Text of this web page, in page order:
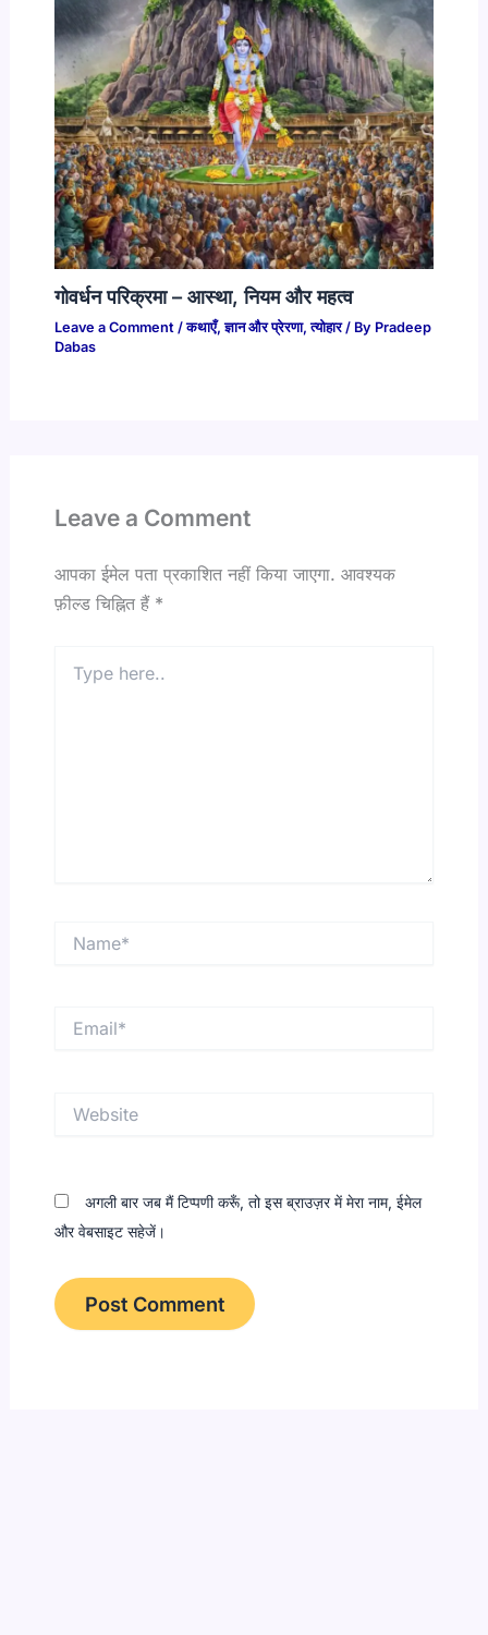
गोवर्धन परिक्रमा – आस्था, नियम और महत्व
Leave a Comment /कथाएँ,ज्ञान और प्रेरणा,त्योहार/ By Pradeep
Dabas
Leave a Comment
आपका ईमेल पता प्रकाशित नहीं किया जाएगा. आवश्यक
फ़ील्ड चिह्नित हैं *
here..
अगली बार जब मैं टिप्पणी करूँ, तो इस ब्राउज़र में मेरा नाम, ईमेल
और वेबसाइट सहेजें।